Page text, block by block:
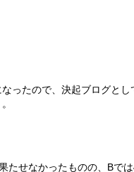
ったので、決起ブログとし
たせなかったものの、Bで